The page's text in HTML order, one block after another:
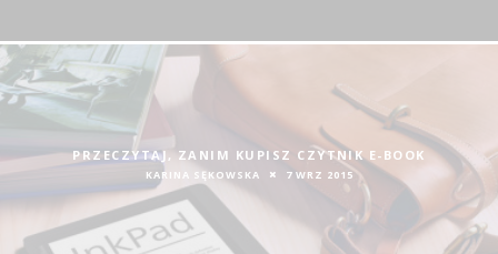
PRZECZYTAJ, ZANIM KUPISZ CZYTNIK E-BOOK
KARINA SĘKOWSKA 7 WRZ 2015